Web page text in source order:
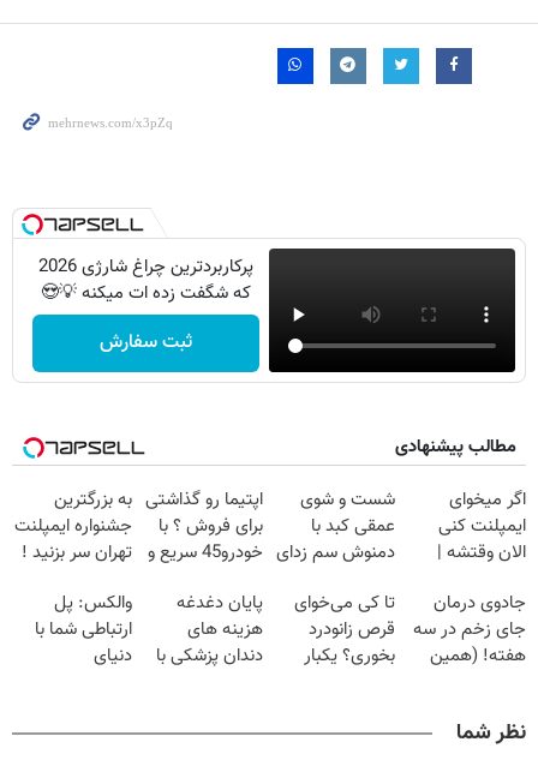
پرکاربردترین چراغ شارژی 2026
که شگفت زده ات میکنه 💡😍
ثبت سفارش
مطالب پیشنهادی
اگر میخوای
ایمپلنت کنی
الان وقتشه |
میلیون تومان!!!
شست و شوی
عمقی کبد با
دمنوش سم زدای
اپتیما رو گذاشتی
برای فروش ؟ با
خودرو45 سریع و
به بزرگترین
جشنواره ایمپلنت
تهران سر بزنید !
میلیون !
جادوی درمان
جای زخم در سه
هفته! (همین
تا کی می‌خوای
قرص زانودرد
بخوری؟ یکبار
پایان دغدغه
هزینه های
دندان پزشکی با
والکس: پل
ارتباطی شما با
دنیای
نظر شما